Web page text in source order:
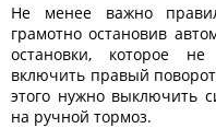
Не менее важно
грамотно остановив
остановки, которое
включить правый
этого нужно выключить
на ручной тормоз.